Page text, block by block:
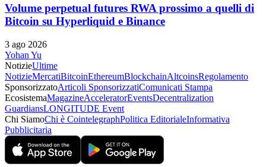
Volume perpetual futures RWA prossimo a quelli di
Bitcoin su Hyperliquid e Binance
3 ago 2026
Yohan Yu
NotizieUltime
NotizieMercatiBitcoinEthereumBlockchainAltcoinsRegolamento
SponsorizzatoArticoli SponsorizzatiComunicati Stampa
EcosistemaMagazineAcceleratorEventsDecentralization
GuardiansLONGITUDE Event
Chi SiamoChi è CointelegraphPolitica EditorialeInformativa
Pubblicitaria